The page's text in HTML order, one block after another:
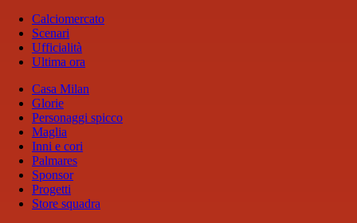
Calciomercato
Scenari
Ufficialità
Ultima ora
Casa Milan
Glorie
Personaggi spicco
Maglia
Inni e cori
Palmares
Sponsor
Progetti
Store squadra